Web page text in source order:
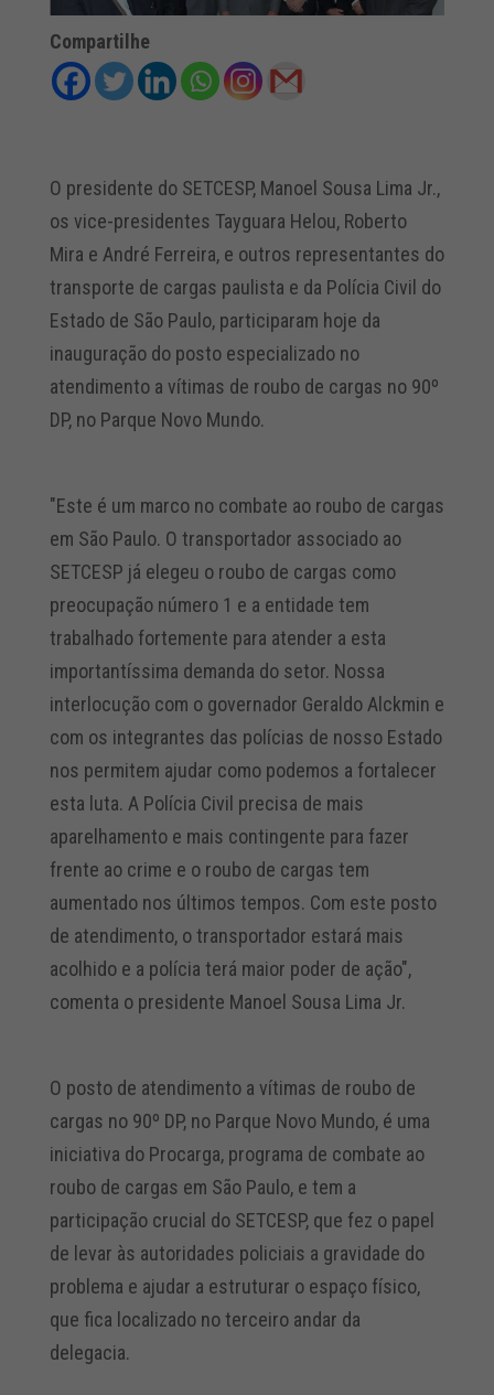
Compartilhe
O presidente do SETCESP, Manoel Sousa Lima Jr.,
os vice-presidentes Tayguara Helou, Roberto
Mira e André Ferreira, e outros representantes do
transporte de cargas paulista e da Polícia Civil do
Estado de São Paulo, participaram hoje da
inauguração do posto especializado no
atendimento a vítimas de roubo de cargas no 90º
DP, no Parque Novo Mundo.
"Este é um marco no combate ao roubo de cargas
em São Paulo. O transportador associado ao
SETCESP já elegeu o roubo de cargas como
preocupação número 1 e a entidade tem
trabalhado fortemente para atender a esta
importantíssima demanda do setor. Nossa
interlocução com o governador Geraldo Alckmin e
com os integrantes das polícias de nosso Estado
nos permitem ajudar como podemos a fortalecer
esta luta. A Polícia Civil precisa de mais
aparelhamento e mais contingente para fazer
frente ao crime e o roubo de cargas tem
aumentado nos últimos tempos. Com este posto
de atendimento, o transportador estará mais
acolhido e a polícia terá maior poder de ação",
comenta o presidente Manoel Sousa Lima Jr.
O posto de atendimento a vítimas de roubo de
cargas no 90º DP, no Parque Novo Mundo, é uma
iniciativa do Procarga, programa de combate ao
roubo de cargas em São Paulo, e tem a
participação crucial do SETCESP, que fez o papel
de levar às autoridades policiais a gravidade do
problema e ajudar a estruturar o espaço físico,
que fica localizado no terceiro andar da
delegacia.